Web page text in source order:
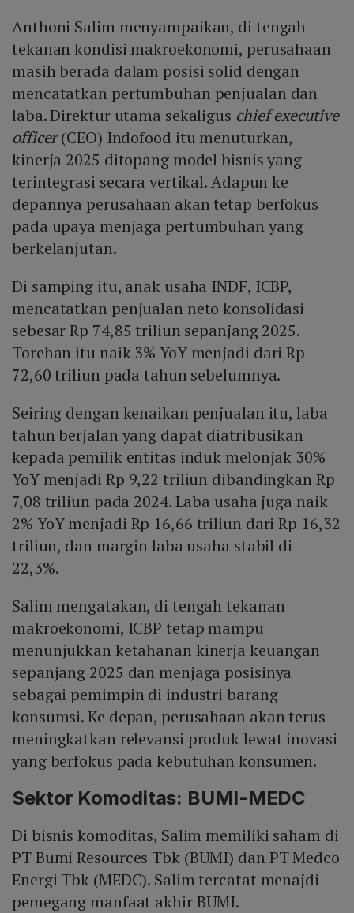
Anthoni Salim menyampaikan, di tengah
tekanan kondisi makroekonomi, perusahaan
masih berada dalam posisi solid dengan
mencatatkan pertumbuhan penjualan dan
laba. Direktur utama sekaligus chief executive
officer(CEO) Indofood itu menuturkan,
kinerja 2025 ditopang model bisnis yang
terintegrasi secara vertikal. Adapun ke
depannya perusahaan akan tetap berfokus
pada upaya menjaga pertumbuhan yang
berkelanjutan.
Di samping itu, anak usaha INDF, ICBP,
mencatatkan penjualan neto konsolidasi
sebesar Rp 74,85 triliun sepanjang 2025.
Torehan itu naik 3% YoY menjadi dari Rp
72,60 triliun pada tahun sebelumnya.
Seiring dengan kenaikan penjualan itu, laba
tahun berjalan yang dapat diatribusikan
kepada pemilik entitas induk melonjak 30%
YoY menjadi Rp 9,22 triliun dibandingkan Rp
7,08 triliun pada 2024. Laba usaha juga naik
2% YoY menjadi Rp 16,66 triliun dari Rp 16,32
triliun, dan margin laba usaha stabil di
22,3%.
Salim mengatakan, di tengah tekanan
makroekonomi, ICBP tetap mampu
menunjukkan ketahanan kinerja keuangan
sepanjang 2025 dan menjaga posisinya
sebagai pemimpin di industri barang
konsumsi. Ke depan, perusahaan akan terus
meningkatkan relevansi produk lewat inovasi
yang berfokus pada kebutuhan konsumen.
Sektor Komoditas: BUMI-MEDC
Di bisnis komoditas, Salim memiliki saham di
PT Bumi Resources Tbk (BUMI) dan PT Medco
Energi Tbk (MEDC). Salim tercatat menajdi
pemegang manfaat akhir BUMI.